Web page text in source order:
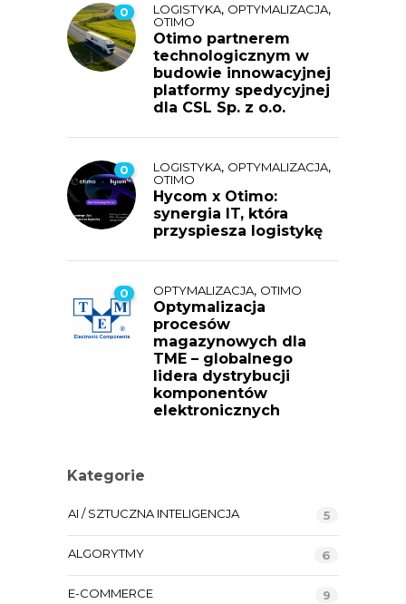
0 LOGISTYKA, OPTYMALIZACJA,
OTIMO
Otimo partnerem
technologicznym w
budowie innowacyjnej
platformy spedycyjnej
dla CSL Sp. z o.o.
0 LOGISTYKA, OPTYMALIZACJA,
OTIMO
Hycom x Otimo:
synergia IT, która
przyspiesza logistykę
0 OPTYMALIZACJA, OTIMO
Optymalizacja
procesów
magazynowych dla
TME – globalnego
lidera dystrybucji
komponentów
elektronicznych
Kategorie
AI / SZTUCZNA INTELIGENCJA 5
ALGORYTMY 6
E-COMMERCE 9